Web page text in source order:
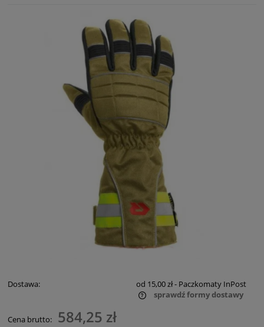
Dostawa: od 15,00 zł- Paczkomaty InPost
sprawdź formy dostawy
Cena brutto: 584,25 zł